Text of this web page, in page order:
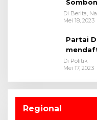
Di Berita,
Mei 18, 2023
Partai
Di Politik
Mei 17, 2023
Regional